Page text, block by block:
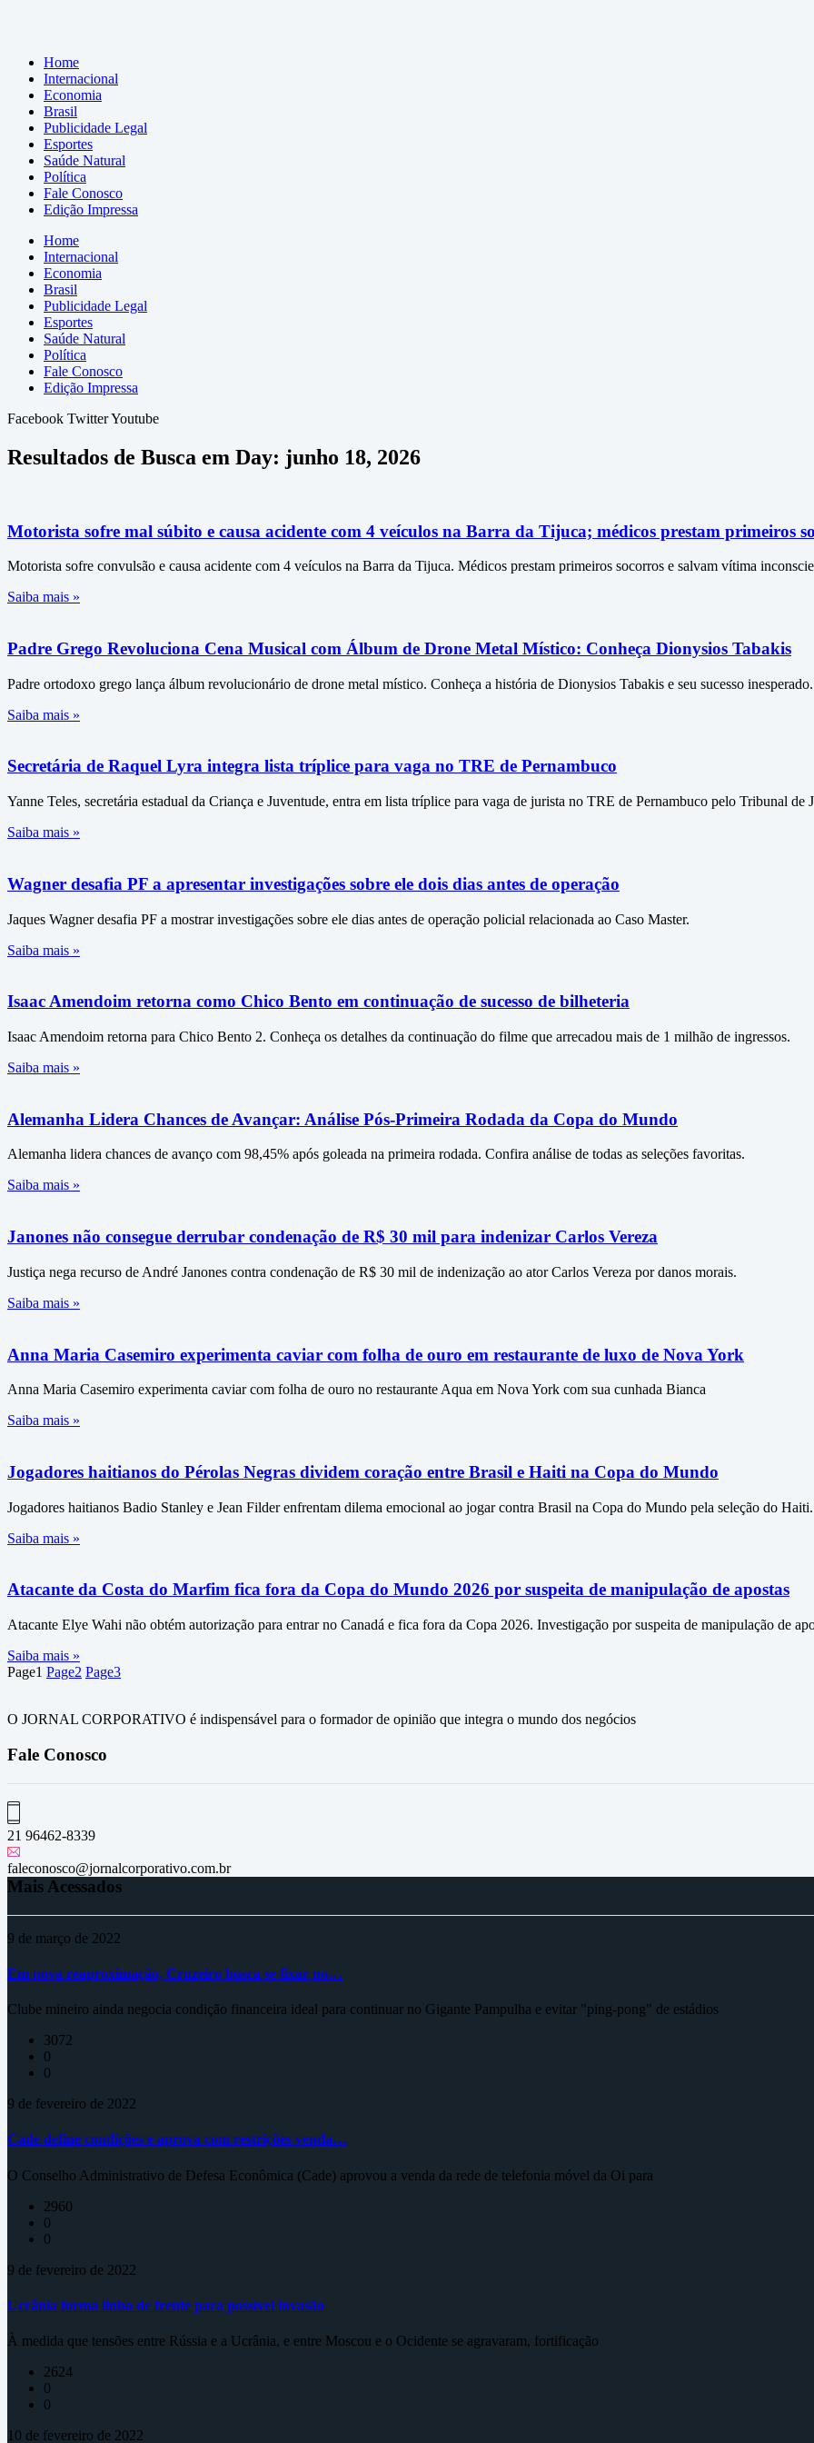
Home
Internacional
Economia
Brasil
Publicidade Legal
Esportes
Saúde Natural
Política
Fale Conosco
Edição Impressa
Home
Internacional
Economia
Brasil
Publicidade Legal
Esportes
Saúde Natural
Política
Fale Conosco
Edição Impressa
Facebook TwitterYoutube
Resultados de Busca em Day: junho 18, 2026
Motorista sofre mal súbito e causa acidente com 4 veículos na Barra da Tijuca; médicos prestam primeiros
Motorista sofre convulsão e causa acidente com 4 veículos na Barra da Tijuca. Médicos prestam primeiros socorros e salvam vítima
Saiba mais »
Padre Grego Revoluciona Cena Musical com Álbum de Drone Metal Místico: Conheça Dionysios Tabakis
Padre ortodoxo grego lança álbum revolucionário de drone metal místico. Conheça a história de Dionysios Tabakis e seu sucesso inesperado.
Saiba mais »
Secretária de Raquel Lyra integra lista tríplice para vaga no TRE de Pernambuco
Yanne Teles, secretária estadual da Criança e Juventude, entra em lista tríplice para vaga de jurista no TRE de Pernambuco pelo Tribunal de
Saiba mais »
Wagner desafia PF a apresentar investigações sobre ele dois dias antes de operação
Jaques Wagner desafia PF a mostrar investigações sobre ele dias antes de operação policial relacionada ao Caso Master.
Saiba mais »
Isaac Amendoim retorna como Chico Bento em continuação de sucesso de bilheteria
Isaac Amendoim retorna para Chico Bento 2. Conheça os detalhes da continuação do filme que arrecadou mais de 1 milhão de ingressos.
Saiba mais »
Alemanha Lidera Chances de Avançar: Análise Pós-Primeira Rodada da Copa do Mundo
Alemanha lidera chances de avanço com 98,45% após goleada na primeira rodada. Confira análise de todas as seleções favoritas.
Saiba mais »
Janones não consegue derrubar condenação de R$ 30 mil para indenizar Carlos Vereza
Justiça nega recurso de André Janones contra condenação de R$ 30 mil de indenização ao ator Carlos Vereza por danos morais.
Saiba mais »
Anna Maria Casemiro experimenta caviar com folha de ouro em restaurante de luxo de Nova York
Anna Maria Casemiro experimenta caviar com folha de ouro no restaurante Aqua em Nova York com sua cunhada Bianca
Saiba mais »
Jogadores haitianos do Pérolas Negras dividem coração entre Brasil e Haiti na Copa do Mundo
Jogadores haitianos Badio Stanley e Jean Filder enfrentam dilema emocional ao jogar contra Brasil na Copa do Mundo pela seleção do Haiti.
Saiba mais »
Atacante da Costa do Marfim fica fora da Copa do Mundo 2026 por suspeita de manipulação de apostas
Atacante Elye Wahi não obtém autorização para entrar no Canadá e fica fora da Copa 2026. Investigação por suspeita de manipulação de
Saiba mais »
Page1 Page2 Page3
O JORNAL CORPORATIVO é indispensável para o formador de opinião que integra o mundo dos negócios
Fale Conosco
21 96462-8339
faleconosco@jornalcorporativo.com.br
Mais Acessados
9 de março de 2022
Em nova reaproximação, Cruzeiro busca se fixar no…
Clube mineiro ainda negocia condição financeira ideal para continuar no Gigante Pampulha e evitar "ping-pong" de estádios
3072
0
0
9 de fevereiro de 2022
Cade define condições e aprova com restrições venda…
O Conselho Administrativo de Defesa Econômica (Cade) aprovou a venda da rede de telefonia móvel da Oi para
2960
0
0
9 de fevereiro de 2022
Ucrânia forma linha de frente para possível invasão
À medida que tensões entre Rússia e a Ucrânia, e entre Moscou e o Ocidente se agravaram, fortificação
2624
0
0
10 de fevereiro de 2022